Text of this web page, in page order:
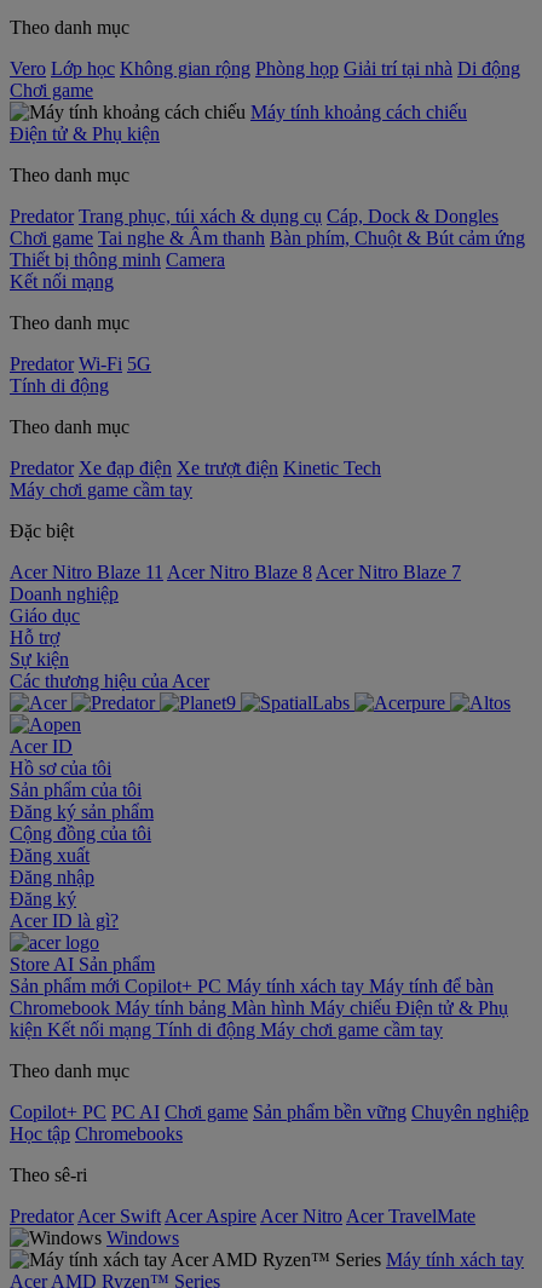
Theo danh mục
Vero Lớp học Không gian rộng Phòng họp Giải trí tại nhà Di động
Chơi game
Máy tính khoảng cách chiếu
Điện tử & Phụ kiện
Theo danh mục
Predator Trang phục, túi xách & dụng cụ Cáp, Dock & Dongles
Chơi game Tai nghe & Âm thanh Bàn phím, Chuột & Bút cảm ứng
Thiết bị thông minh Camera
Kết nối mạng
Theo danh mục
Predator Wi-Fi 5G
Tính di động
Theo danh mục
Predator Xe đạp điện Xe trượt điện Kinetic Tech
Máy chơi game cầm tay
Đặc biệt
Acer Nitro Blaze 11 Acer Nitro Blaze 8 Acer Nitro Blaze 7
Doanh nghiệp
Giáo dục
Hỗ trợ
Sự kiện
‌Các thương hiệu của Acer
Acer ID
Hồ sơ của tôi
Sản phẩm của tôi
Đăng ký sản phẩm
Cộng đồng của tôi
Đăng xuất
Đăng nhập
Đăng ký
Acer ID là gì?
Store AI Sản phẩm
Sản phẩm mới Copilot+ PC Máy tính xách tay Máy tính để bàn
Chromebook Máy tính bảng Màn hình Máy chiếu Điện tử & Phụ
kiện Kết nối mạng Tính di động Máy chơi game cầm tay
Theo danh mục
Copilot+ PC PC AI Chơi game Sản phẩm bền vững Chuyên nghiệp
Học tập Chromebooks
Theo sê-ri
Predator Acer Swift Acer Aspire Acer Nitro Acer TravelMate
Windows
Máy tính xách tay
Acer AMD Ryzen™ Series